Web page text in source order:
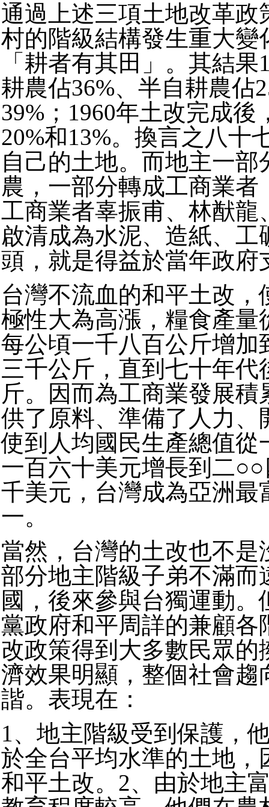
通過上述三項土地改革政
村的階級結構發生重大變
「耕者有其田」。其結果
耕農佔36%、半自耕農佔
39%；1960年土改完成後
20%和13%。換言之八十
自己的土地。而地主一部
農，一部分轉成工商業者
工商業者辜振甫、林猷龍
啟清成為水泥、造紙、工
頭，就是得益於當年政府
台灣不流血的和平土改，
極性大為高漲，糧食產量
每公頃一千八百公斤增加
三千公斤，直到七十年代
斤。因而為工商業發展積
供了原料、準備了人力、
使到人均國民生產總值從
一百六十美元增長到二
千美元，台灣成為亞洲最
一。
當然，台灣的土改也不是
部分地主階級子弟不滿而
國，後來參與台獨運動。
黨政府和平周詳的兼顧各
改政策得到大多數民眾的
濟效果明顯，整個社會趨
諧。表現在：
1、地主階級受到保護，
於全台平均水準的土地，
和平土改。2、由於地主